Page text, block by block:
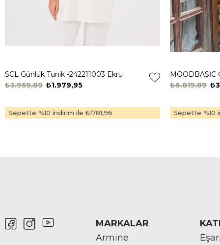
SCL Günlük Tunik -242211003 Ekru
₺1.979,95
₺3.959,89
Sepette %10 indirim ile ₺1781,96
₺6.819,89
Sepette %10
MARKALAR
Armine